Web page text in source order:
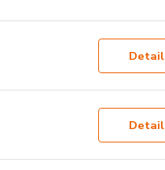
Detail
Detail